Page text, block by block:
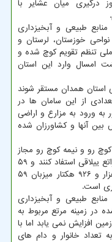
درگیری میان عشایر با
منابع طبیعی و آبخیزداری
خوزستان، لرستان و
ملی تنظم تقویم کوچ شده و
امسال وارد این استان
باید در ۵۹ سامان عرفی استان همدان مستقر شوند
از این سامان ها در
به ورود به مزارع و اراضی
آنها و کشاورزان شده
خانوار دامدار کوچ رو و نیمه کوچ رو مجاز
هستند که از مراتع استان همدان بعنوان مراتع ییلاقی استفاد کنند و ۵۹
سامان عشایری با مساحتی افزون بر ۸۲ هزار و ۹۲۶ هکتار میزبان ۵۹
منابع طبیعی و آبخیزداری
در زمینه مرتع مربوط به
افزایش نمی یابد اما با
تعداد خانوار و دام های